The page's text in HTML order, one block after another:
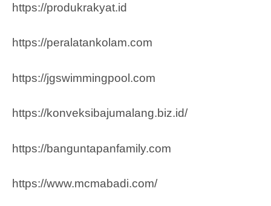
https://produkrakyat.id
https://peralatankolam.com
https://jgswimmingpool.com
https://konveksibajumalang.biz.id/
https://banguntapanfamily.com
https://www.mcmabadi.com/